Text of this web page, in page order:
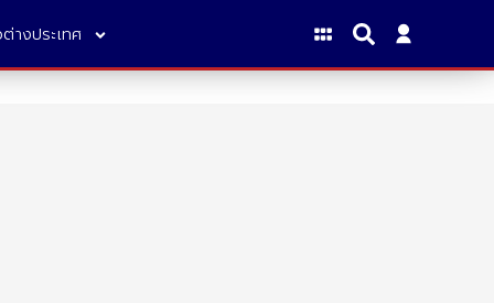
ต่างประเทศ